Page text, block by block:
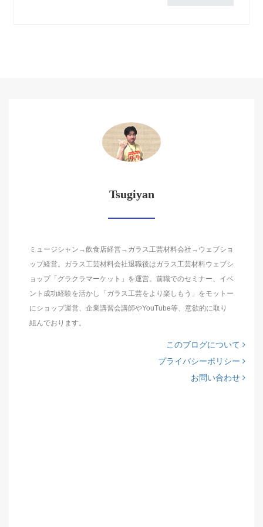
Tsugiyan
ミュージシャン→飲食店経営→ガラス工芸材料会社→ウェブショ
ップ経営。ガラス工芸材料会社退職後はガラス工芸材料ウェブシ
ョップ「グラクラマーケット」を運営。前職でのセミナー、イベ
ント成功経験を活かし「ガラス工芸をより楽しもう」をモットー
にショップ運営、企業講習会講師やYouTube等、意欲的に取り
組んでおります。
このブログについて
プライバシーポリシー
お問い合わせ